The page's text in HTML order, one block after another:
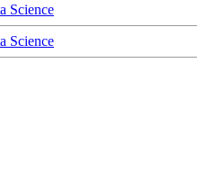
Science
Science